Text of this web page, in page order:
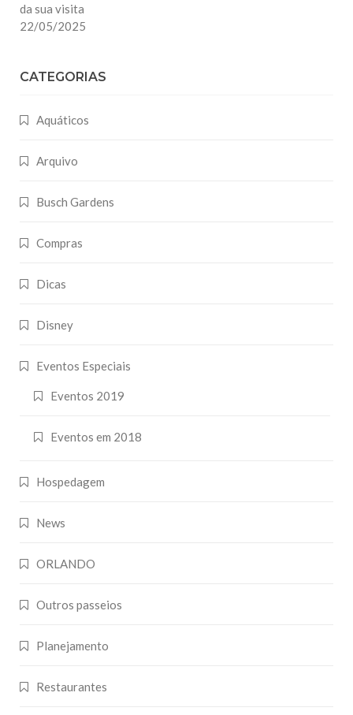
da sua visita
22/05/2025
CATEGORIAS
Aquáticos
Arquivo
Busch Gardens
Compras
Dicas
Disney
Eventos Especiais
Eventos 2019
Eventos em 2018
Hospedagem
News
ORLANDO
Outros passeios
Planejamento
Restaurantes